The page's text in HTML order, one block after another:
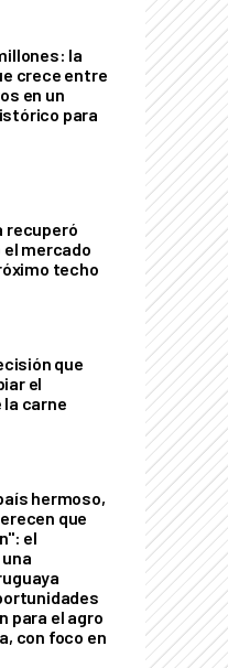
la
crece entre
en un
para
recuperó
el mercado
techo
que
el
la carne
hermoso,
que
el
para el agro
con foco en